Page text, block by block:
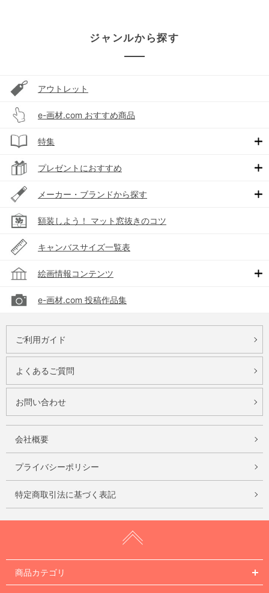
ジャンルから探す
アウトレット
e-画材.com おすすめ商品
特集
プレゼントにおすすめ
メーカー・ブランドから探す
額装しよう！ マット窓抜きのコツ
キャンバスサイズ一覧表
絵画情報コンテンツ
e-画材.com 投稿作品集
ご利用ガイド
よくあるご質問
お問い合わせ
会社概要
プライバシーポリシー
特定商取引法に基づく表記
商品カテゴリ